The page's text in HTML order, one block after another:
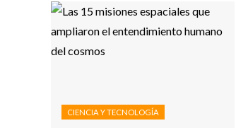
CIENCIA Y TECNOLOGÍA